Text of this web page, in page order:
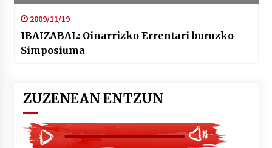
2009/11/19
IBAIZABAL: Oinarrizko Errentari buruzko
Simposiuma
ZUZENEAN ENTZUN